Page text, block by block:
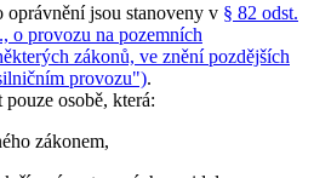
jsou stanoveny v § 82 odst.
o provozu na pozemních
zákonů, ve znění pozdějších
provozu").
osobě, která:
zákonem,